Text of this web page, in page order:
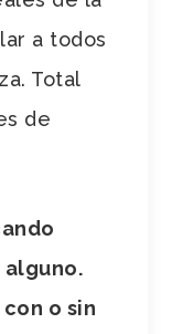
a todos
Total
de
o sin